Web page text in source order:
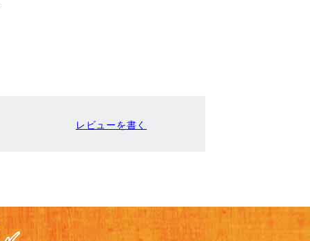
レビューを書く